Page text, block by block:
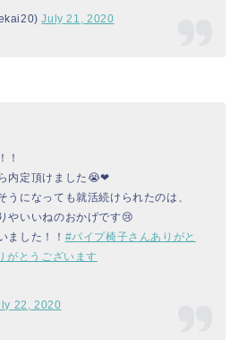
July 21, 2020
！
内定頂けました😭❤︎
うになっても就活続けられたのは、
やいいねのおかげです😢
ました！！ #パイプ椅子さんありがと
がとうございます
22, 2020